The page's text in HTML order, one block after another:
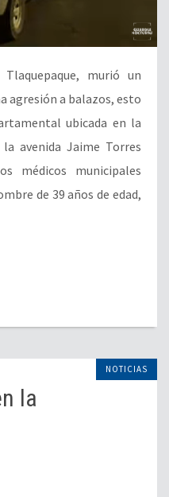
murió un
agresión a balazos, esto
ubicada en la
avenida Jaime Torres
médicos municipales
de 39 años de edad,
NOTICIAS
la